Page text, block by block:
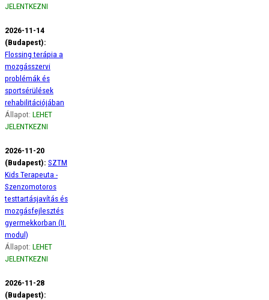
JELENTKEZNI
2026-11-14
(Budapest):
Flossing terápia a
mozgásszervi
problémák és
sportsérülések
rehabilitációjában
Állapot: LEHET
JELENTKEZNI
2026-11-20
(Budapest): SZTM
Kids Terapeuta -
Szenzomotoros
testtartásjavítás és
mozgásfejlesztés
gyermekkorban (II.
modul)
Állapot: LEHET
JELENTKEZNI
2026-11-28
(Budapest):